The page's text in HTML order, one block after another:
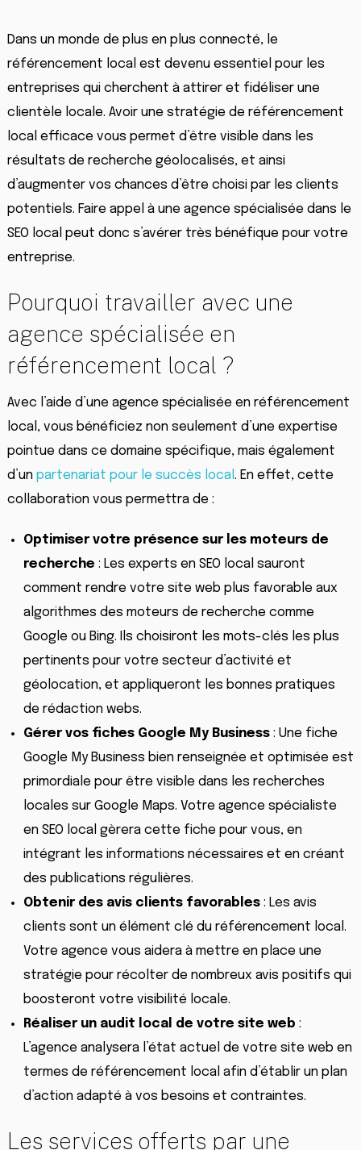
Dans un monde de plus en plus connecté, le
référencement local est devenu essentiel pour les
entreprises qui cherchent à attirer et fidéliser une
clientèle locale. Avoir une stratégie de référencement
local efficace vous permet d’être visible dans les
résultats de recherche géolocalisés, et ainsi
d’augmenter vos chances d’être choisi par les clients
potentiels. Faire appel à une agence spécialisée dans le
SEO local peut donc s’avérer très bénéfique pour votre
entreprise.
Pourquoi travailler avec une
agence spécialisée en
référencement local ?
Avec l’aide d’une agence spécialisée en référencement
local, vous bénéficiez non seulement d’une expertise
pointue dans ce domaine spécifique, mais également
d’un partenariat pour le succès local . En effet, cette
collaboration vous permettra de :
Optimiser votre présence sur les moteurs de
recherche : Les experts en SEO local sauront
comment rendre votre site web plus favorable aux
algorithmes des moteurs de recherche comme
Google ou Bing. Ils choisiront les mots-clés les plus
pertinents pour votre secteur d’activité et
géolocation, et appliqueront les bonnes pratiques
de rédaction webs.
Gérer vos fiches Google My Business: Une fiche
Google My Business bien renseignée et optimisée est
primordiale pour être visible dans les recherches
locales sur Google Maps. Votre agence spécialiste
en SEO local gèrera cette fiche pour vous, en
intégrant les informations nécessaires et en créant
des publications régulières.
Obtenir des avis clients favorables: Les avis
clients sont un élément clé du référencement local.
Votre agence vous aidera à mettre en place une
stratégie pour récolter de nombreux avis positifs qui
boosteront votre visibilité locale.
Réaliser un audit local de votre site web :
L’agence analysera l’état actuel de votre site web en
termes de référencement local afin d’établir un plan
d’action adapté à vos besoins et contraintes.
Les services offerts par une